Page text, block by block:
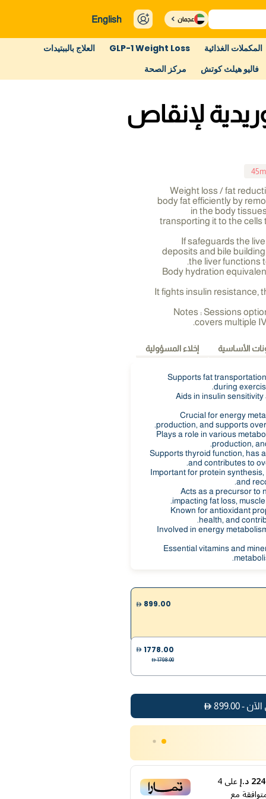
عجمان English
المكملات الغذائية GLP-1 Weight Loss
العلاج بالببتيدات
فاليو هيلث كوتش
مركز الصحة
لإنقاص
Weight loss / fat
body fat efficiently by
in the body
transporting it to the cells
If safeguards the
deposits and bile
the liver functions
Body hydration
It fights insulin resistance,
Notes : Sessions
covers multiple
الأساسية إخلاء المسؤولية
Supports fat
during
Aids in insulin
Crucial for energy
production, and supports
Plays a role in various
production,
Supports thyroid function, has
and contributes to
Important for protein
and
Acts as a precursor to
impacting fat loss,
Known for antioxidant
health, and
Involved in energy
Essential vitamins and
899.00
1778.00
1798.00
-
899.00
د.إ على4
مع